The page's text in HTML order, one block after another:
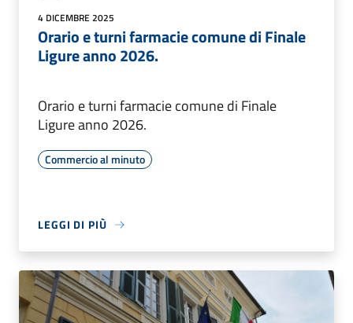
4 DICEMBRE 2025
Orario e turni farmacie comune di Finale
Ligure anno 2026.
Orario e turni farmacie comune di Finale
Ligure anno 2026.
Commercio al minuto
LEGGI DI PIÙ